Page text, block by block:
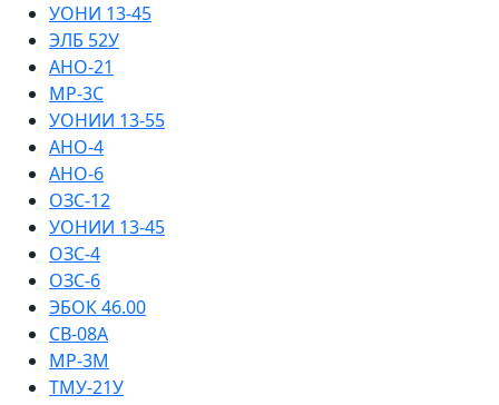
УОНИ 13-45
ЭЛБ 52У
АНО-21
МР-3С
УОНИИ 13-55
АНО-4
АНО-6
ОЗС-12
УОНИИ 13-45
ОЗС-4
ОЗС-6
ЭБОК 46.00
СВ-08А
МР-3М
ТМУ-21У